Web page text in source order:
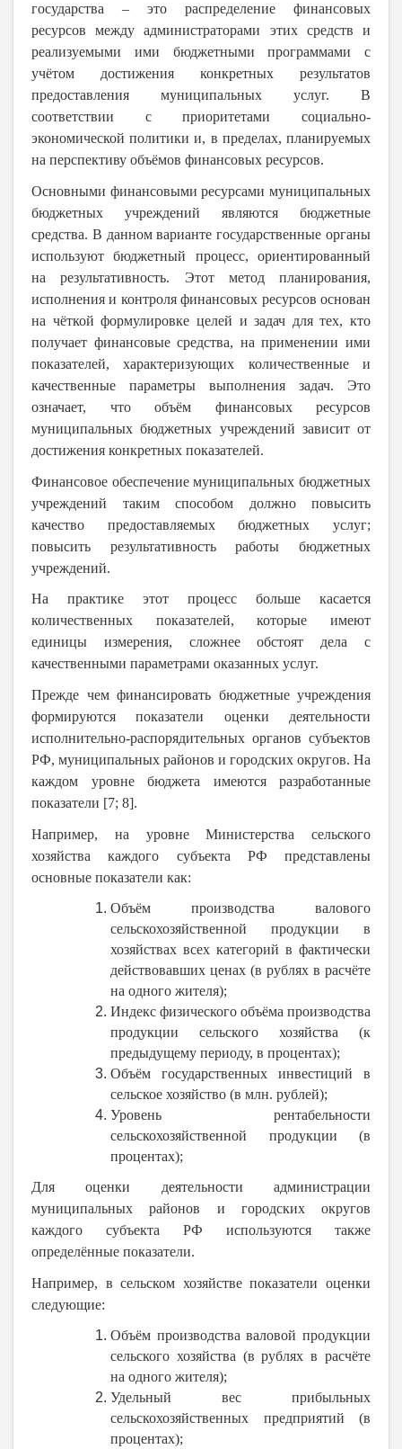
государства – это распределение финансовых
ресурсов между администраторами этих средств и
реализуемыми ими бюджетными программами с
учётом достижения конкретных результатов
предоставления муниципальных услуг. В
соответствии с приоритетами социально-
экономической политики и, в пределах, планируемых
на перспективу объёмов финансовых ресурсов.
Основными финансовыми ресурсами муниципальных
бюджетных учреждений являются бюджетные
средства. В данном варианте государственные органы
используют бюджетный процесс, ориентированный
на результативность. Этот метод планирования,
исполнения и контроля финансовых ресурсов основан
на чёткой формулировке целей и задач для тех, кто
получает финансовые средства, на применении ими
показателей, характеризующих количественные и
качественные параметры выполнения задач. Это
означает, что объём финансовых ресурсов
муниципальных бюджетных учреждений зависит от
достижения конкретных показателей.
Финансовое обеспечение муниципальных бюджетных
учреждений таким способом должно повысить
качество предоставляемых бюджетных услуг;
повысить результативность работы бюджетных
учреждений.
На практике этот процесс больше касается
количественных показателей, которые имеют
единицы измерения, сложнее обстоят дела с
качественными параметрами оказанных услуг.
Прежде чем финансировать бюджетные учреждения
формируются показатели оценки деятельности
исполнительно-распорядительных органов субъектов
РФ, муниципальных районов и городских округов. На
каждом уровне бюджета имеются разработанные
показатели [7; 8].
Например, на уровне Министерства сельского
хозяйства каждого субъекта РФ представлены
основные показатели как:
Объём производства валового
сельскохозяйственной продукции в
хозяйствах всех категорий в фактически
действовавших ценах (в рублях в расчёте
на одного жителя);
Индекс физического объёма производства
продукции сельского хозяйства (к
предыдущему периоду, в процентах);
Объём государственных инвестиций в
сельское хозяйство (в млн. рублей);
Уровень рентабельности
сельскохозяйственной продукции (в
процентах);
Для оценки деятельности администрации
муниципальных районов и городских округов
каждого субъекта РФ используются также
определённые показатели.
Например, в сельском хозяйстве показатели оценки
следующие:
Объём производства валовой продукции
сельского хозяйства (в рублях в расчёте
на одного жителя);
Удельный вес прибыльных
сельскохозяйственных предприятий (в
процентах);